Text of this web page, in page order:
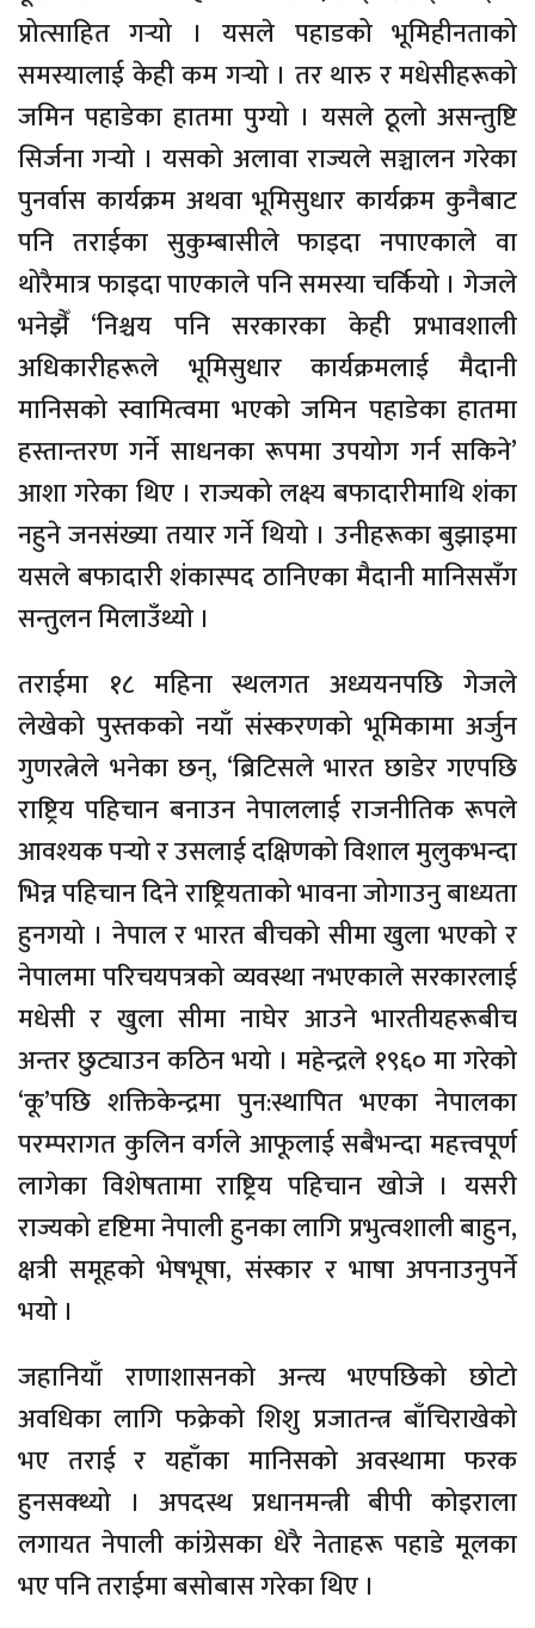
प्रोत्साहित गर्‍यो । यसले पहाडको भूमिहीनताको
समस्यालाई केही कम गर्‍यो । तर थारु र मधेसीहरूको
जमिन पहाडेका हातमा पुग्यो । यसले ठूलो असन्तुष्टि
सिर्जना गर्‍यो । यसको अलावा राज्यले सञ्चालन गरेका
पुनर्वास कार्यक्रम अथवा भूमिसुधार कार्यक्रम कुनैबाट
पनि तराईका सुकुम्बासीले फाइदा नपाएकाले वा
थोरैमात्र फाइदा पाएकाले पनि समस्या चर्कियो । गेजले
भनेझैँ ‘निश्चय पनि सरकारका केही प्रभावशाली
अधिकारीहरूले भूमिसुधार कार्यक्रमलाई मैदानी
मानिसको स्वामित्वमा भएको जमिन पहाडेका हातमा
हस्तान्तरण गर्ने साधनका रूपमा उपयोग गर्न सकिने’
आशा गरेका थिए । राज्यको लक्ष्य बफादारीमाथि शंका
नहुने जनसंख्या तयार गर्ने थियो । उनीहरूका बुझाइमा
यसले बफादारी शंकास्पद ठानिएका मैदानी मानिससँग
सन्तुलन मिलाउँथ्यो ।
तराईमा १८ महिना स्थलगत अध्ययनपछि गेजले
लेखेको पुस्तकको नयाँ संस्करणको भूमिकामा अर्जुन
गुणरत्नेले भनेका छन्, ‘ब्रिटिसले भारत छाडेर गएपछि
राष्ट्रिय पहिचान बनाउन नेपाललाई राजनीतिक रूपले
आवश्यक पर्‍यो र उसलाई दक्षिणको विशाल मुलुकभन्दा
भिन्न पहिचान दिने राष्ट्रियताको भावना जोगाउनु बाध्यता
हुनगयो । नेपाल र भारत बीचको सीमा खुला भएको र
नेपालमा परिचयपत्रको व्यवस्था नभएकाले सरकारलाई
मधेसी र खुला सीमा नाघेर आउने भारतीयहरूबीच
अन्तर छुट्याउन कठिन भयो । महेन्द्रले १९६० मा गरेको
‘कू’पछि शक्तिकेन्द्रमा पुन:स्थापित भएका नेपालका
परम्परागत कुलिन वर्गले आफूलाई सबैभन्दा महत्त्वपूर्ण
लागेका विशेषतामा राष्ट्रिय पहिचान खोजे । यसरी
राज्यको दृष्टिमा नेपाली हुनका लागि प्रभुत्वशाली बाहुन,
क्षत्री समूहको भेषभूषा, संस्कार र भाषा अपनाउनुपर्ने
भयो ।
जहानियाँ राणाशासनको अन्त्य भएपछिको छोटो
अवधिका लागि फक्रेको शिशु प्रजातन्त्र बाँचिराखेको
भए तराई र यहाँका मानिसको अवस्थामा फरक
हुनसक्थ्यो । अपदस्थ प्रधानमन्त्री बीपी कोइराला
लगायत नेपाली कांग्रेसका धेरै नेताहरू पहाडे मूलका
भए पनि तराईमा बसोबास गरेका थिए ।